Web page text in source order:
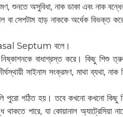
অসুবিধা, নাক ডাকা এবং নাক
বা সেপটাম হাড় নাককে অর্ধেক বিভক্ত
Septum বলে।
বাধাগ্রস্ত করে। কিছু শিশু
সাইনাস সংক্রমণ, মাথা ব্যথা, নাক
পুরো গঠিত হয়। তবে কখনো কখনো কিছু
থাকতে পারে, যা কোয়ানাল অ্যাট্রেসিয়া